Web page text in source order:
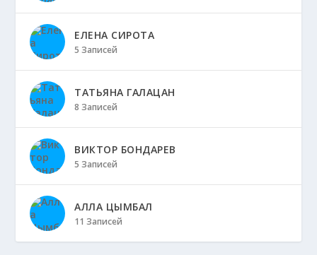
ЕЛЕНА СИРОТА
5 Записей
ТАТЬЯНА ГАЛАЦАН
8 Записей
ВИКТОР БОНДАРЕВ
5 Записей
АЛЛА ЦЫМБАЛ
11 Записей